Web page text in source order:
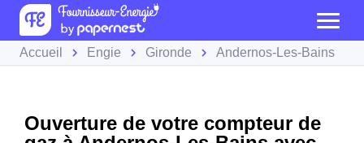
Accueil Engie Gironde Andernos-Les-Bains